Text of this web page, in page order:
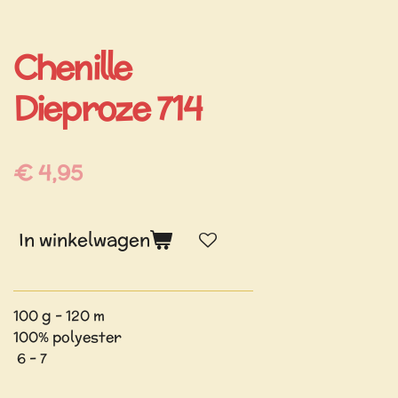
Chenille
Dieproze 714
€ 4,95
In winkelwagen
100 g - 120 m
100% polyester
6 - 7